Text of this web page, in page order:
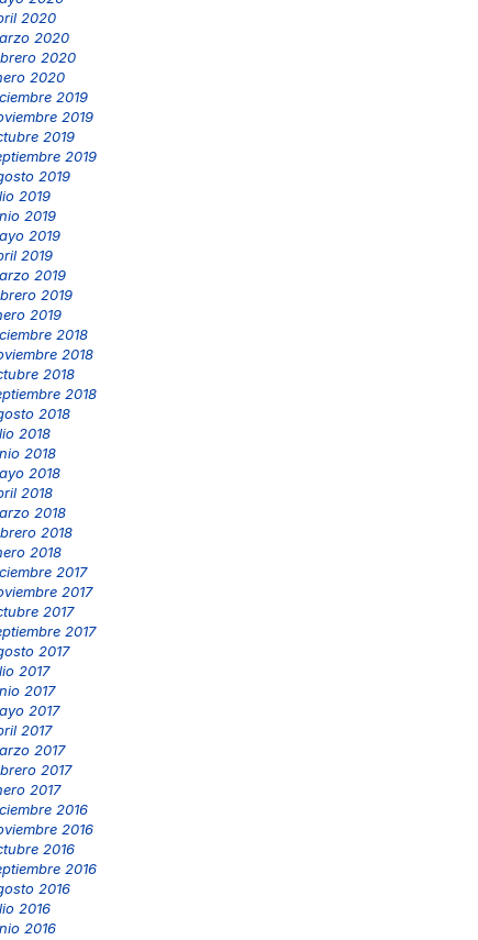
2020
2020
2020
2020
2019
2019
2019
2019
2019
2019
2019
2019
2019
2019
2019
2019
2018
2018
2018
2018
2018
2018
2018
2018
2018
2018
2018
2018
2017
2017
2017
2017
2017
2017
2017
2017
2017
2017
2017
2017
2016
2016
2016
2016
2016
2016
2016